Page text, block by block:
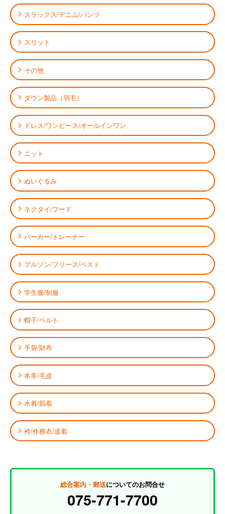
スラックス/デニム/パンツ
スリット
その他
ダウン製品（羽毛）
ドレス/ワンピース/オールインワン
ニット
ぬいぐるみ
ネクタイ/フード
パーカー/トレーナー
ブルゾン/フリース/ベスト
学生服/制服
帽子/ベルト
手袋/財布
本革/毛皮
水着/肌着
袴/作務衣/道着
総合案内・郵送についてのお問合せ
075-771-7700